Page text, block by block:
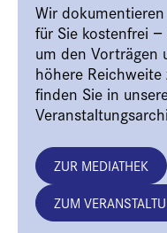
Wir
für Sie kostenfrei
um den Vorträgen
höhere
finden Sie in
ZUR MEDIATHEK
ZUM